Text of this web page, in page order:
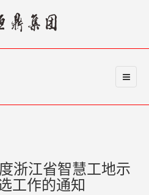
浙江省智慧工地示
工作的通知